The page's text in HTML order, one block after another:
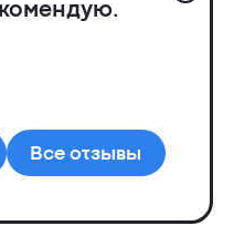
Все отзывы